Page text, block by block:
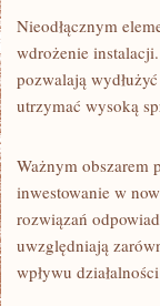
Nieodłącznym
wdrożenie
pozwalają
utrzymać wysoką
Ważnym obszarem
inwestowanie w
rozwiązań
uwzględniają
wpływu